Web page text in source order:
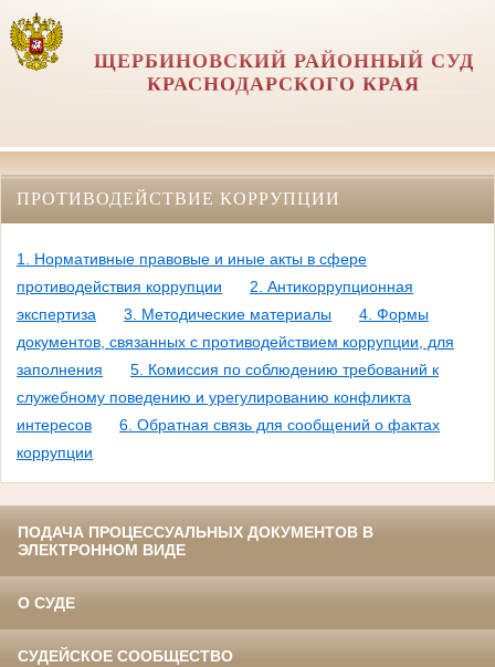
ЩЕРБИНОВСКИЙ РАЙОННЫЙ СУД
КРАСНОДАРСКОГО КРАЯ
ПРОТИВОДЕЙСТВИЕ КОРРУПЦИИ
1. Нормативные правовые и иные акты в сфере
противодействия коррупции
2. Антикоррупционная
экспертиза
3. Методические материалы
4. Формы
документов, связанных с противодействием коррупции, для
заполнения
5. Комиссия по соблюдению требований к
служебному поведению и урегулированию конфликта
интересов
6. Обратная связь для сообщений о фактах
коррупции
ПОДАЧА ПРОЦЕССУАЛЬНЫХ ДОКУМЕНТОВ В
ЭЛЕКТРОННОМ ВИДЕ
О СУДЕ
СУДЕЙСКОЕ СООБЩЕСТВО